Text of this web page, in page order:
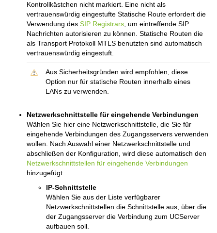
Kontrollkästchen nicht markiert. Eine nicht als
vertrauenswürdig eingestufte Statische Route erfordert die
Verwendung des SIP Registrars , um eintreffende SIP
Nachrichten autorisieren zu können. Statische Routen die
als Transport Protokoll MTLS benutzten sind automatisch
vertrauenswürdig eingestuft.
Aus Sicherheitsgründen wird empfohlen, diese
Option nur für statische Routen innerhalb eines
LANs zu verwenden.
Netzwerkschnittstelle für eingehende Verbindungen
Wählen Sie hier eine Netzwerkschnittstelle, die Sie für
eingehende Verbindungen des Zugangsservers verwenden
wollen. Nach Auswahl einer Netzwerkschnittstelle und
abschließen der Konfiguration, wird diese automatisch den
Netzwerkschnittstellen für eingehende Verbindungen
hinzugefügt.
IP-Schnittstelle
Wählen Sie aus der Liste verfügbarer
Netzwerkschnittstellen die Schnittstelle aus, über die
der Zugangsserver die Verbindung zum UCServer
aufbauen soll.